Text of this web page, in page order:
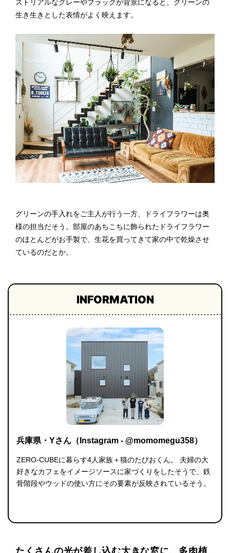
ストリアルなグレーやブラックが背景になると、グリーンの
生き生きとした表情がよく映えます。
グリーンの手入れをご主人が行う一方、ドライフラワーは奥
様の担当だそう。部屋のあちこちに飾られたドライフラワー
のほとんどがお手製で、生花を買ってきて家の中で乾燥させ
ているのだとか。
INFORMATION
兵庫県・Yさん（Instagram - @momomegu358）
ZERO-CUBEに暮らす4人家族＋猫のたびおくん。 夫婦の大
好きなカフェをイメージソースに家づくりをしたそうで、鉄
骨階段やウッドの使い方にその要素が反映されているそう。
たくさんの光が差し込む大きな窓に、多肉植